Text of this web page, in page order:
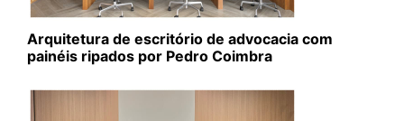
Arquitetura de escritório de advocacia com
painéis ripados por Pedro Coimbra